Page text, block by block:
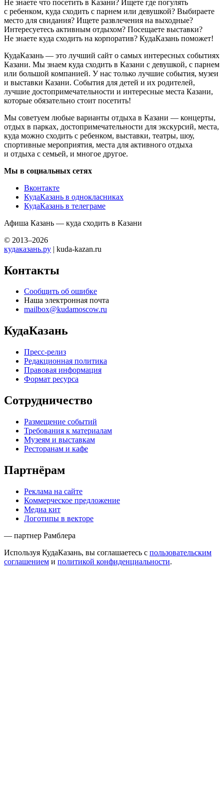
Не знаете что посетить в Казани? Ищете где погулять
с ребенком, куда сходить с парнем или девушкой? Выбираете
место для свидания? Ищете развлечения на выходные?
Интересуетесь активным отдыхом? Посещаете выставки?
Не знаете куда сходить на корпоратив? КудаКазань поможет!
КудаКазань — это лучший сайт о самых интересных событиях
Казани. Мы знаем куда сходить в Казани с девушкой, с парнем
или большой компанией. У нас только лучшие события, музеи
и выставки Казани. События для детей и их родителей,
лучшие достопримечательности и интересные места Казани,
которые обязательно стоит посетить!
Мы советуем любые варианты отдыха в Казани — концерты,
отдых в парках, достопримечательности для экскурсий, места,
куда можно сходить с ребенком, выставки, театры, шоу,
спортивные мероприятия, места для активного отдыха
и отдыха с семьей, и многое другое.
Мы в социальных сетях
Вконтакте
КудаКазань в однокласниках
КудаКазань в телеграме
Афиша Казань — куда сходить в Казани
© 2013–2026
кудаказань.ру | kuda-kazan.ru
Контакты
Сообщить об ошибке
Наша электронная почта
mailbox@kudamoscow.ru
КудаКазань
Пресс-релиз
Редакционная политика
Правовая информация
Формат ресурса
Сотрудничество
Размещение событий
Требования к материалам
Музеям и выставкам
Ресторанам и кафе
Партнёрам
Реклама на сайте
Коммерческое предложение
Медиа кит
Логотипы в векторе
— партнер Рамблера
Используя КудаКазань, вы соглашаетесь с пользовательским
соглашением и политикой конфиденциальности.